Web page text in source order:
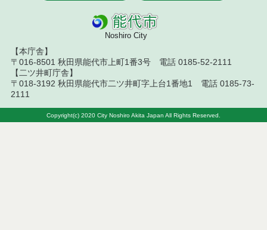
令和６年１月分
令和５年１２月分
令和５年１１月分
Noshiro City
【本庁舎】
〒016-8501 秋田県能代市上町1番3号 電話 0185-52-2111
【二ツ井町庁舎】
〒018-3192 秋田県能代市二ツ井町字上台1番地1 電話 0185-73-
2111
Copyright(c) 2020 City Noshiro Akita Japan All Rights Reserved.